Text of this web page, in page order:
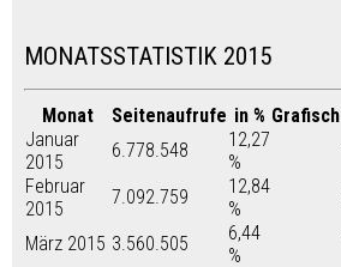
MONATSSTATISTIK 2015
Monat Seitenaufrufe in % Grafisch
Januar
2015
6.778.548
12,27
%
Februar
2015
7.092.759
12,84
%
März 2015 3.560.505
6,44
%